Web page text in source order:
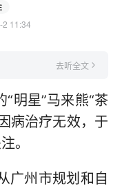
2 11:34
去听全文
明星”马来熊“茶
病治疗无效，于
。
广州市规划和自